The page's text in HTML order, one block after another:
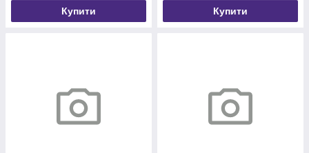
Купити Купити